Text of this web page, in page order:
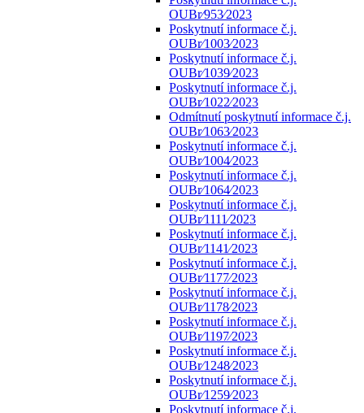
OUBr⁄953⁄2023
Poskytnutí informace č.j.
OUBr⁄1003⁄2023
Poskytnutí informace č.j.
OUBr⁄1039⁄2023
Poskytnutí informace č.j.
OUBr⁄1022⁄2023
Odmítnutí poskytnutí informace č.j.
OUBr⁄1063⁄2023
Poskytnutí informace č.j.
OUBr⁄1004⁄2023
Poskytnutí informace č.j.
OUBr⁄1064⁄2023
Poskytnutí informace č.j.
OUBr⁄1111⁄2023
Poskytnutí informace č.j.
OUBr⁄1141⁄2023
Poskytnutí informace č.j.
OUBr⁄1177⁄2023
Poskytnutí informace č.j.
OUBr⁄1178⁄2023
Poskytnutí informace č.j.
OUBr⁄1197⁄2023
Poskytnutí informace č.j.
OUBr⁄1248⁄2023
Poskytnutí informace č.j.
OUBr⁄1259⁄2023
Poskytnutí informace č.j.